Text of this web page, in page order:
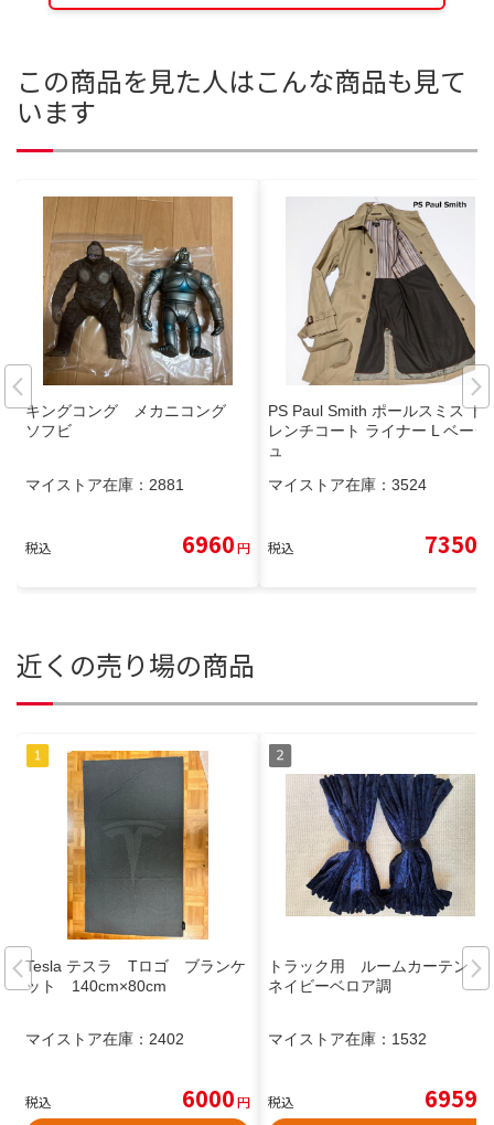
この商品を見た人はこんな商品も見て
います
キングコング メカニコング
ソフビ
マイストア在庫： 2881
税込 6960円
PS Paul Smith ポールスミス ト
レンチコート ライナー L ベージ
ュ
マイストア在庫： 3524
税込 7350
近くの売り場の商品
Tesla テスラ Tロゴ ブランケ
ット 140cm×80cm
マイストア在庫： 2402
税込 6000円
トラック用 ルームカーテン
ネイビーベロア調
マイストア在庫： 1532
税込 6959